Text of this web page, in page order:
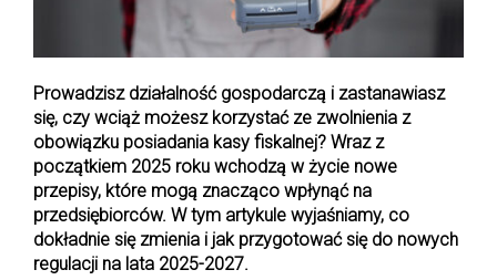
t
Prowadzisz działalność gospodarczą i zastanawiasz
się, czy wciąż możesz korzystać ze zwolnienia z
obowiązku posiadania kasy fiskalnej? Wraz z
początkiem 2025 roku wchodzą w życie nowe
przepisy, które mogą znacząco wpłynąć na
przedsiębiorców. W tym artykule wyjaśniamy, co
dokładnie się zmienia i jak przygotować się do nowych
regulacji na lata 2025-2027.